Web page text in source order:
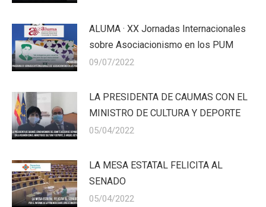
ALUMA · XX Jornadas Internacionales
sobre Asociacionismo en los PUM
09/07/2022
LA PRESIDENTA DE CAUMAS CON EL
MINISTRO DE CULTURA Y DEPORTE
05/04/2022
LA MESA ESTATAL FELICITA AL
SENADO
05/04/2022